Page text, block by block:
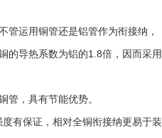
管运用铜管还是铝管作为衔接纳，
的导热系数为铝的1.8倍，因而采用
，具有节能优势。
有保证，相对全铜衔接纳更易于装